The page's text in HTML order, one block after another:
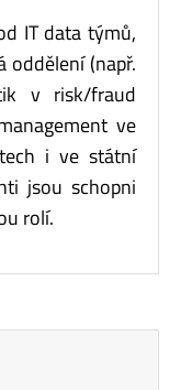
IT data týmů,
oddělení (např.
v risk/fraud
ve
i ve státní
jsou schopni
rolí.